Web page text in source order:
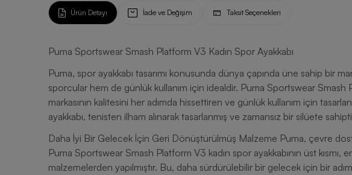
Ürün Detayı İade ve Değişim Taksit Seçenekleri
Puma Sportswear Smash Platform V3 Kadın Spor Ayakkabı
Puma, spor ayakkabı tasarımı konusunda dünya çapında üne sahip bir
sporcular hem de günlük kullanım için idealdir. Puma Sportswear Smash
markasının kalitesini her adımda hissettiren ve günlük kullanım için
ayakkabı, tenisten ilham alınarak tasarlanmış ve zamansız bir silüete
Daha İyi Bir Gelecek İçin Geri Dönüştürülmüş Malzeme Puma, çevre
Puma Sportswear Smash Platform V3 kadın spor ayakkabının üst
malzemelerden yapılmıştır. Bu, daha sürdürülebilir bir gelecek için bir